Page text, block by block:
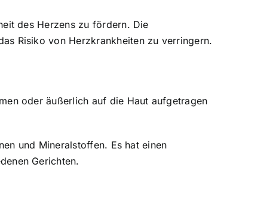
des Herzens zu fördern. Die
Risiko von Herzkrankheiten zu verringern.
oder äußerlich auf die Haut aufgetragen
und Mineralstoffen. Es hat einen
Gerichten.